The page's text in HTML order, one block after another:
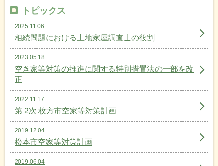
トピックス
2025.11.06
相続問題における土地家屋調査士の役割
2023.05.18
空き家等対策の推進に関する特別措置法の一部を改
正
2022.11.17
第 2次 枚方市空家等対策計画
2019.12.04
松本市空家等対策計画
2019.06.04